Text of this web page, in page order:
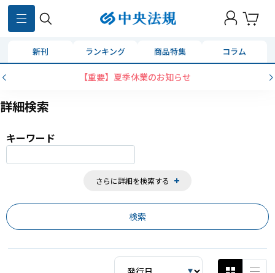
新刊 ランキング 商品特集 コラム
コンビニ決済に「セブンイレブン」を追加いたしました
詳細検索
キーワード
さらに詳細を検索する
859